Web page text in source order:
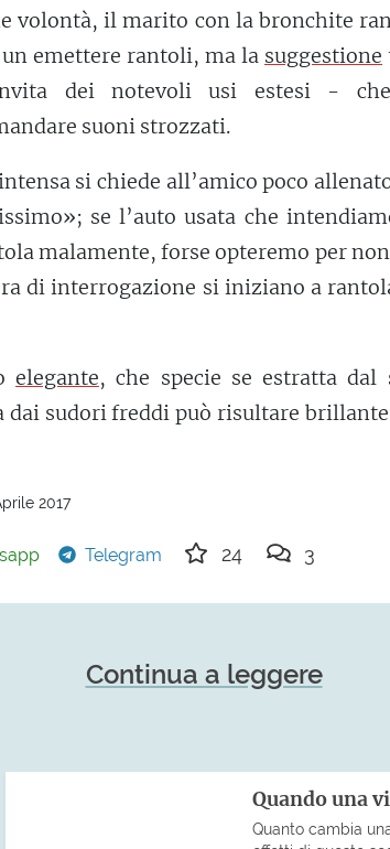
volontà, il marito con la bronchite
emettere rantoli, ma la suggestione
dei notevoli usi estesi - che
suoni strozzati.
si chiede all’amico poco
se l’auto usata che
malamente, forse opteremo per non
di interrogazione si iniziano a
elegante, che specie se estratta dal
dai sudori freddi può risultare brillante
2017
Telegram 24 3
Continua a leggere
Quando una
Quanto cambia